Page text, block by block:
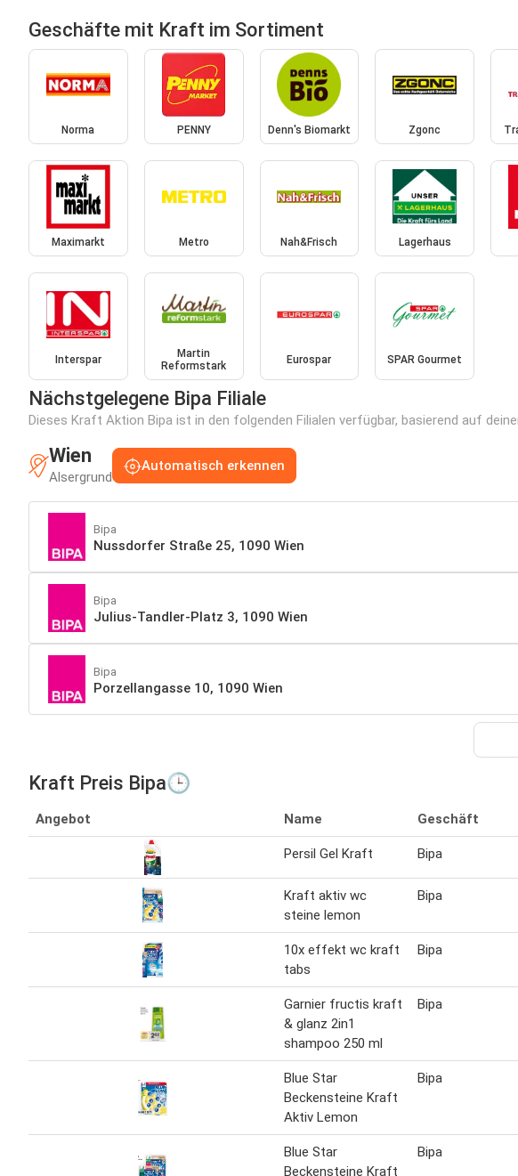
Geschäfte mit Kraft im Sortiment
Norma PENNY Denn's Biomarkt Zgonc
Maximarkt Metro Nah&Frisch Lagerhaus
Interspar
Martin
Reformstark
Eurospar SPAR Gourmet
Nächstgelegene Bipa Filiale
Dieses Kraft Aktion Bipa ist in den folgenden Filialen verfügbar, basierend auf
Wien
Alsergrund
Automatisch erkennen
Bipa
Nussdorfer Straße 25, 1090 Wien
Bipa
Julius-Tandler-Platz 3, 1090 Wien
Bipa
Porzellangasse 10, 1090 Wien
Kraft Preis Bipa🕒
Angebot Name Geschäft
Persil Gel Kraft Bipa
Kraft aktiv wc
steine lemon
Bipa
10x effekt wc kraft
tabs
Bipa
Garnier fructis kraft
& glanz 2in1
shampoo 250 ml
Bipa
Blue Star
Beckensteine Kraft
Aktiv Lemon
Bipa
Blue Star
Beckensteine Kraft
Bipa